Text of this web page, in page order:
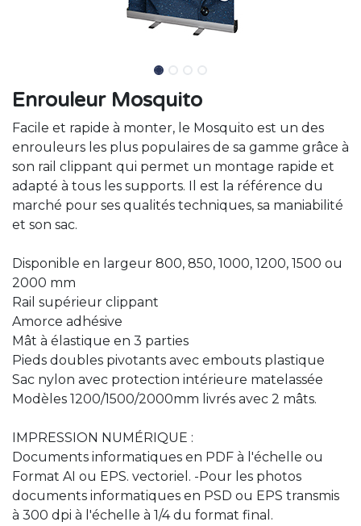
Enrouleur Mosquito
Facile et rapide à monter, le Mosquito est un des
enrouleurs les plus populaires de sa gamme grâce à
son rail clippant qui permet un montage rapide et
adapté à tous les supports. Il est la référence du
marché pour ses qualités techniques, sa maniabilité
et son sac.
Disponible en largeur 800, 850, 1000, 1200, 1500 ou
2000 mm
Rail supérieur clippant
Amorce adhésive
Mât à élastique en 3 parties
Pieds doubles pivotants avec embouts plastique
Sac nylon avec protection intérieure matelassée
Modèles 1200/1500/2000mm livrés avec 2 mâts.
IMPRESSION NUMÉRIQUE :
Documents informatiques en PDF à l'échelle ou
Format AI ou EPS. vectoriel. -Pour les photos
documents informatiques en PSD ou EPS transmis
à 300 dpi à l'échelle à 1/4 du format final.